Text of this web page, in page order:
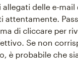
allegati delle e-
attentamente.
di cliccare per
Se non
è probabile che